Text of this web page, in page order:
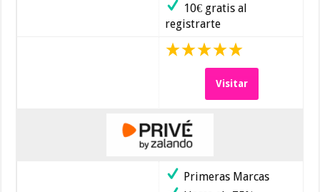
10€ gratis al
registrarte
Visitar
Primeras Marcas